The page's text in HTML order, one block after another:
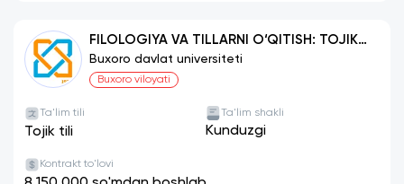
FILOLOGIYA VA TILLARNI O‘QITISH: TOJIK
TILI
Buxoro davlat universiteti
Buxoro viloyati
Ta'lim tili
Tojik tili
Ta'lim shakli
Kunduzgi
Kontrakt to'lovi